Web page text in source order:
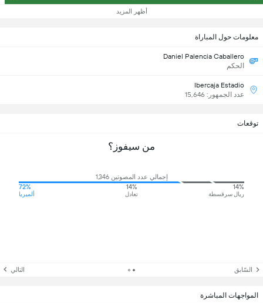
أظهر المزيد
معلومات حول المباراة
Daniel Palencia Caballero
الحكم
Ibercaja Estadio
عدد الجمهور: 15,646
توقعات
من سيفوز؟
إجمالي عدد المصوتين 1,346
14%
ريال سرقسطة
14%
تعادل
72%
ألميريا
السّابق التالي
المواجهات المباشرة